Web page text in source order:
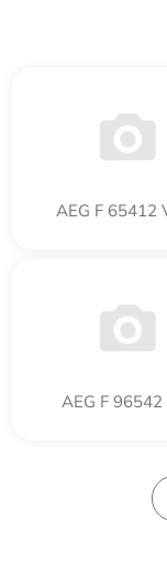
AEG F 65412
AEG F 96542